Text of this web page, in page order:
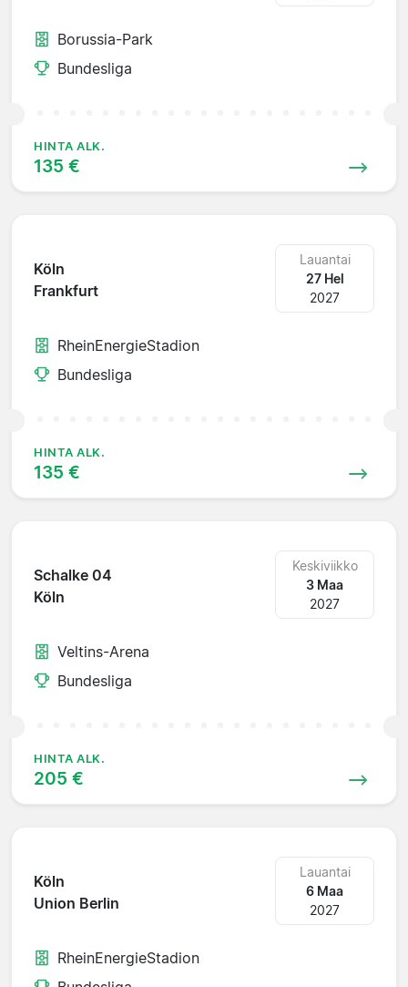
Borussia-Park
Bundesliga
HINTA ALK.
135 €
Köln
Frankfurt
Lauantai
27 Hel
2027
RheinEnergieStadion
Bundesliga
HINTA ALK.
135 €
Schalke 04
Köln
Keskiviikko
3 Maa
2027
Veltins-Arena
Bundesliga
HINTA ALK.
205 €
Köln
Union Berlin
Lauantai
6 Maa
2027
RheinEnergieStadion